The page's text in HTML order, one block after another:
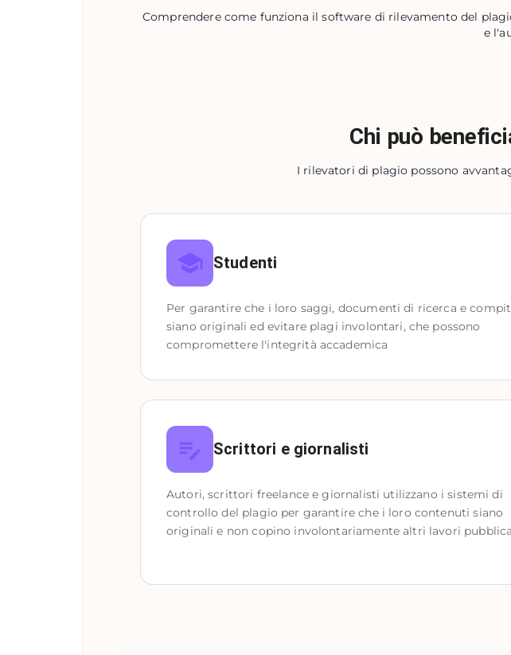
Comprendere come funziona il software di rilevamento del
e
Chi può
I rilevatori di plagio possono
Studenti
Per garantire che i loro saggi, documenti di ricerca e
siano originali ed evitare plagi involontari, che possono
compromettere l'integrità accademica
Scrittori e giornalisti
Autori, scrittori freelance e giornalisti utilizzano i sistemi di
controllo del plagio per garantire che i loro contenuti siano
originali e non copino involontariamente altri lavori